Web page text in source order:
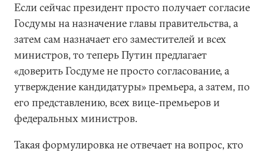
Если сейчас президент просто получает согласие
Госдумы на назначение главы правительства, а
затем сам назначает его заместителей и всех
министров, то теперь Путин предлагает
«доверить Госдуме не просто согласование, а
утверждение кандидатуры» премьера, а затем, по
его представлению, всех вице-премьеров и
федеральных министров.
Такая формулировка не отвечает на вопрос, кто